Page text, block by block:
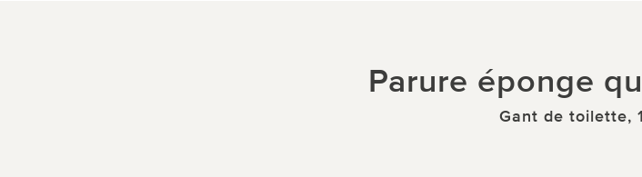
Parure éponge
Gant de toilette,